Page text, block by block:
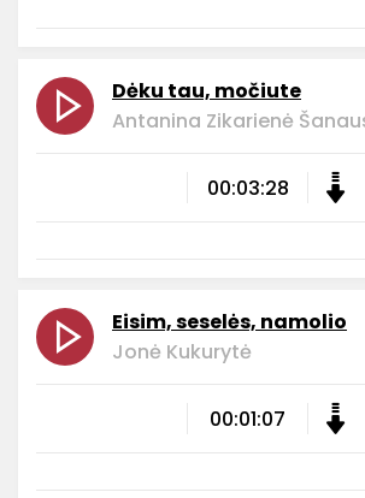
Dėku tau, močiute
Antanina Zikarienė
00:03:28
Eisim, seselės, namolio
Jonė Kukurytė
00:01:07